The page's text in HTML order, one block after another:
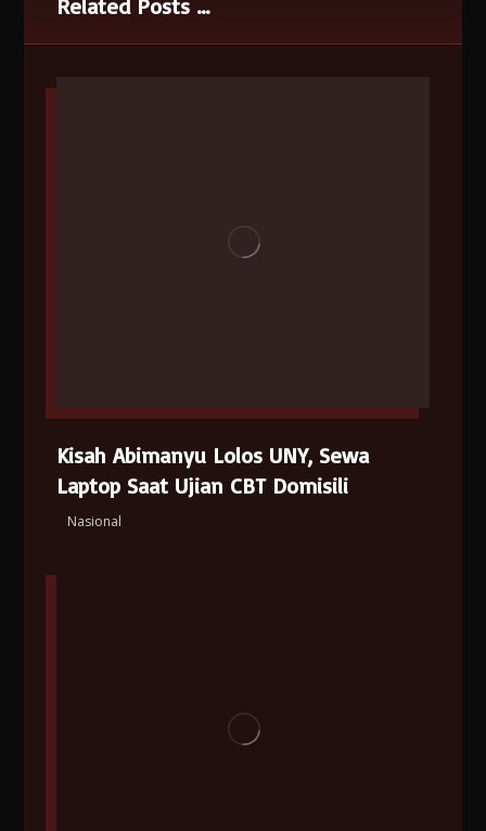
Related Posts ...
Kisah Abimanyu Lolos UNY, Sewa
Laptop Saat Ujian CBT Domisili
Nasional